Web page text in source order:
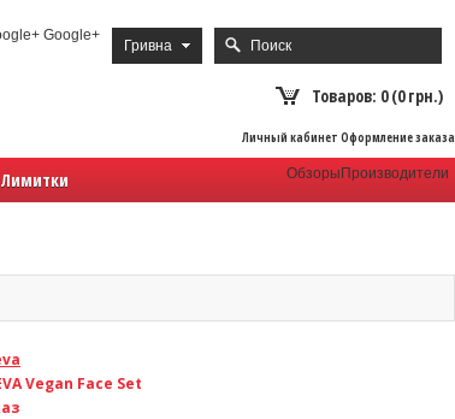
Гривна
Google+
Товаров: 0 (0 грн.)
Личный кабинет Оформление заказа
Лимитки Производители
Обзоры
Vegan Face Set